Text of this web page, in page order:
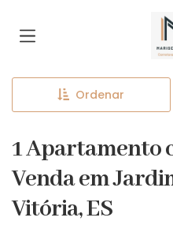
Ordenar
1 Apartamento
Venda em
Vitória, ES